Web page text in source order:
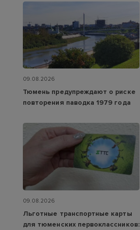
09.08.2026
Тюмень предупреждают о риске
повторения паводка 1979 года
09.08.2026
Льготные транспортные карты
для тюменских первоклассников: